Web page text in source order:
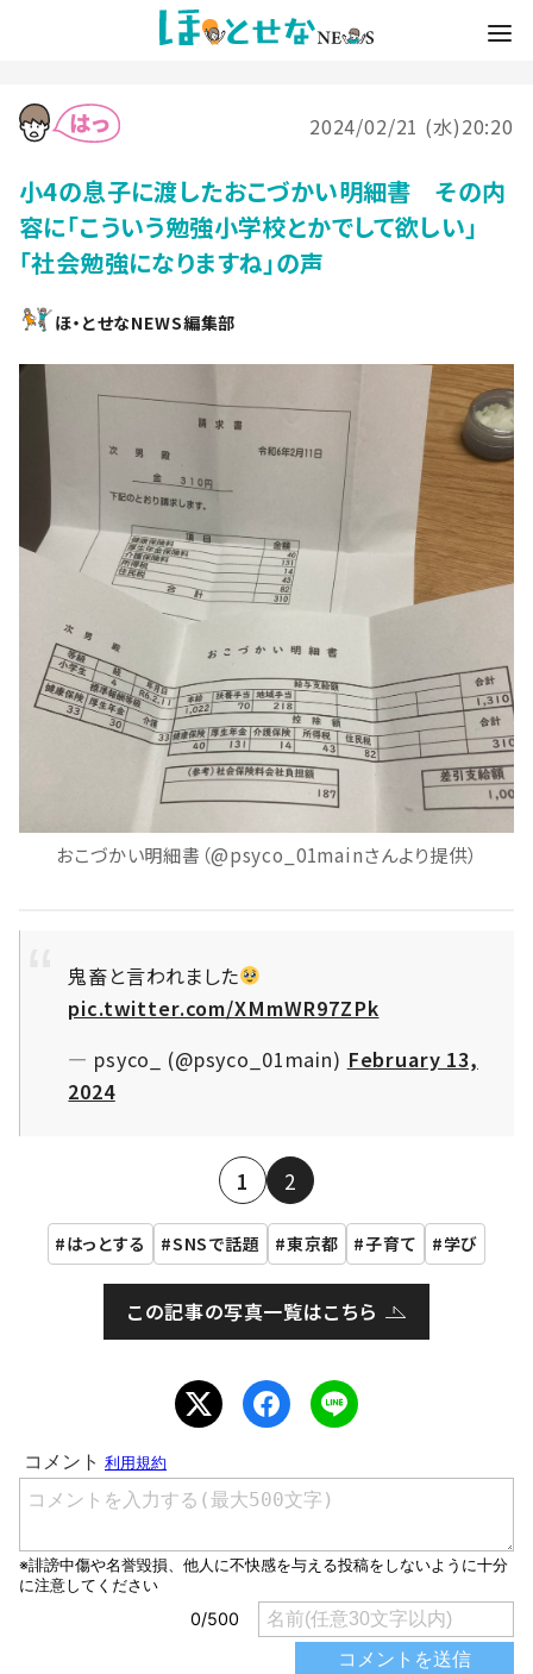
2024/02/21 (水)20:20
小4の息子に渡したおこづかい明細書 その内
容に「こういう勉強小学校とかでして欲しい」
「社会勉強になりますね」の声
ほ・とせなNEWS編集部
おこづかい明細書（@psyco_01mainさんより提供）
鬼畜と言われました
pic.twitter.com/XMmWR97ZPk
— psyco_ (@psyco_01main) February 13,
2024
1 2
はっとする SNSで話題 東京都 子育て 学び
この記事の写真一覧はこちら